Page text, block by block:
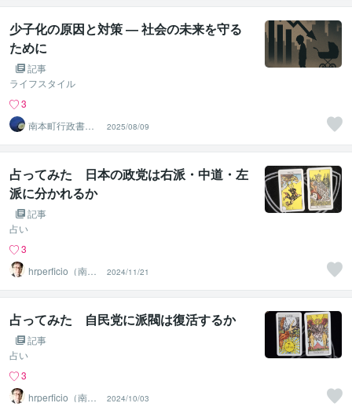
少子化の原因と対策 ― 社会の未来を守る
ために
記事
ライフスタイル
3
南本町行政書士
事務所
2025/08/09
占ってみた 日本の政党は右派・中道・左
派に分かれるか
記事
占い
3
hrperficio（南仙
台の父）
2024/11/21
占ってみた 自民党に派閥は復活するか
記事
占い
3
hrperficio（南仙
台の父）
2024/10/03